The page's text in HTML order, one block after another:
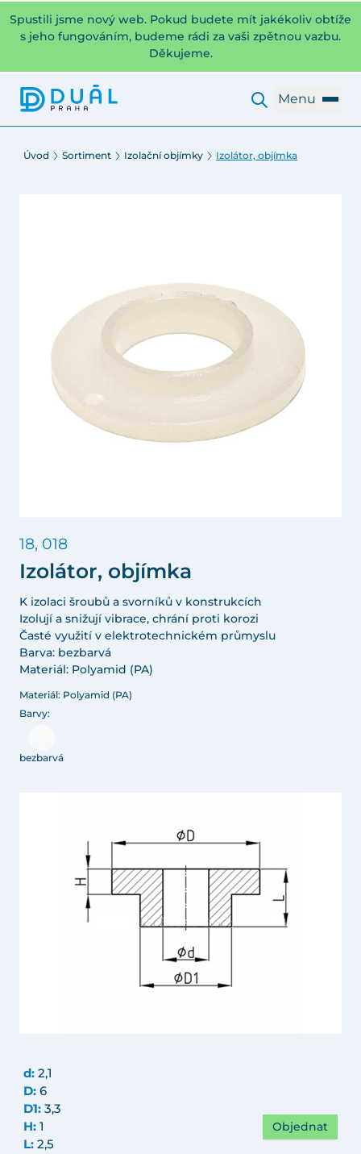
Spustili jsme nový web. Pokud budete mít jakékoliv obtíže
s jeho fungováním, budeme rádi za vaši zpětnou vazbu.
Děkujeme.
Menu
Úvod Sortiment Izolační objímky Izolátor, objímka
18, 018
Izolátor, objímka
K izolaci šroubů a svorníků v konstrukcích
Izolují a snižují vibrace, chrání proti korozi
Časté využití v elektrotechnickém průmyslu
Barva: bezbarvá
Materiál: Polyamid (PA)
Materiál: Polyamid (PA)
Barvy:
bezbarvá
d: 2,1
D: 6
D1: 3,3
H: 1
L: 2,5
Objednat